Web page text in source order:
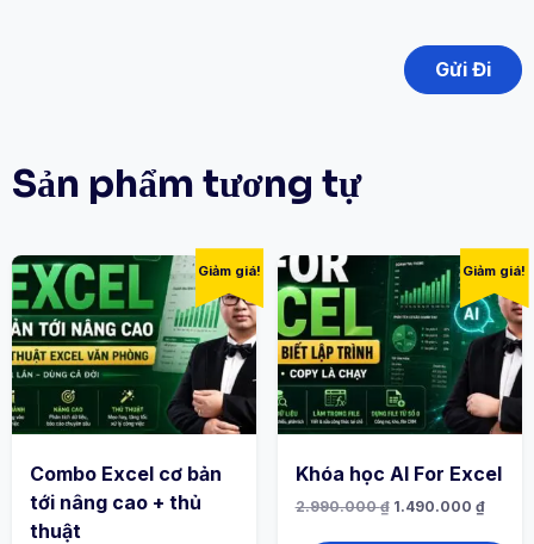
Sản phẩm tương tự
Giảm giá!
Combo Excel cơ bản
tới nâng cao + thủ
thuật
Giảm giá!
Khóa học AI For Excel
2.990.000₫ 1.490.000 ₫